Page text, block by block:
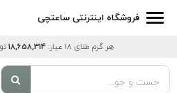
فروشگاه اینترنتی ساعتچی
هر گرم طلای 18 عیار: 18,658,314